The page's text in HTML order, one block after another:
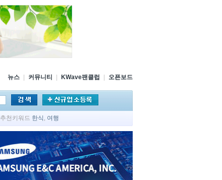
뉴스 커뮤니티 KWave팬클럽 오픈보드
추천키워드 한식 , 여행